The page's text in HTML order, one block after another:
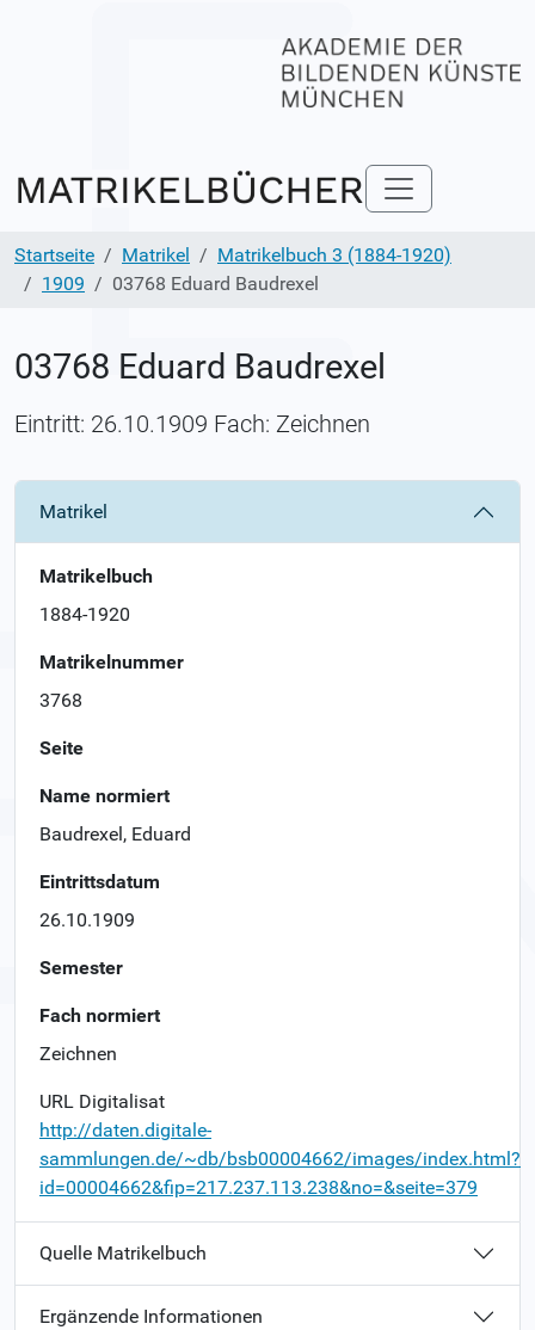
Startseite Matrikel
Matrikelbuch 3 (1884-1920)
1909
03768 Eduard Baudrexel
03768 Eduard Baudrexel
Eintritt: 26.10.1909 Fach: Zeichnen
Matrikel
Matrikelbuch
1884-1920
Matrikelnummer
3768
Seite
Name normiert
Baudrexel, Eduard
Eintrittsdatum
26.10.1909
Semester
Fach normiert
Zeichnen
URL Digitalisat
http://daten.digitale-
sammlungen.de/~db/bsb00004662/images/index.html?
id=00004662&fip=217.237.113.238&no=&seite=379
Quelle Matrikelbuch
Ergänzende Informationen